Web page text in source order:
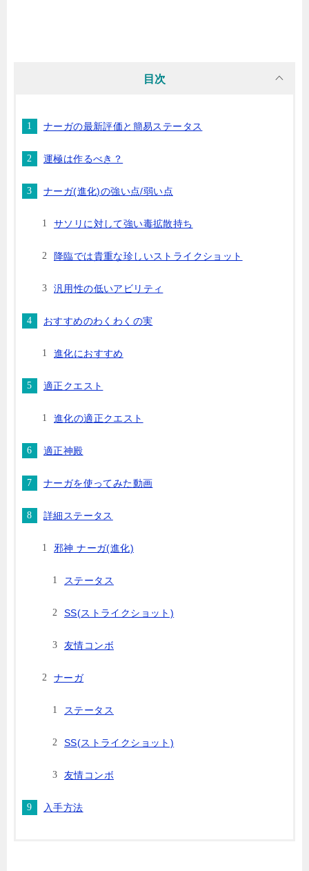
目次
ナーガの最新評価と簡易ステータス
運極は作るべき？
ナーガ(進化)の強い点/弱い点
サソリに対して強い毒拡散持ち
降臨では貴重な珍しいストライクショット
汎用性の低いアビリティ
おすすめのわくわくの実
進化におすすめ
適正クエスト
進化の適正クエスト
適正神殿
ナーガを使ってみた動画
詳細ステータス
邪神 ナーガ(進化)
ステータス
SS(ストライクショット)
友情コンボ
ナーガ
ステータス
SS(ストライクショット)
友情コンボ
入手方法